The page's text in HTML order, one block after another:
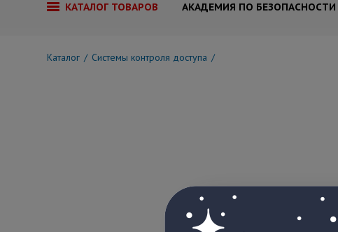
КАТАЛОГ ТОВАРОВ АКАДЕМИЯ ПО БЕЗОПАСНОСТИ
Каталог Системы контроля доступа